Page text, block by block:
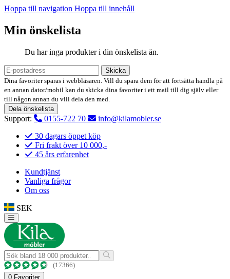
Hoppa till navigation Hoppa till innehåll
Min önskelista
Du har inga produkter i din önskelista än.
Skicka
Dina favoriter sparas i webbläsaren. Vill du spara dem för att fortsätta handla på
en annan dator/mobil kan du skicka dina favoriter i ett mail till dig själv eller
till någon annan du vill dela den med.
Dela önskelista
Support: 0155-722 70
info@kilamobler.se
30 dagars öppet köp
Fri frakt över 10 000,-
45 års erfarenhet
Kundtjänst
Vanliga frågor
Om oss
SEK
(17366)
0 Favoriter